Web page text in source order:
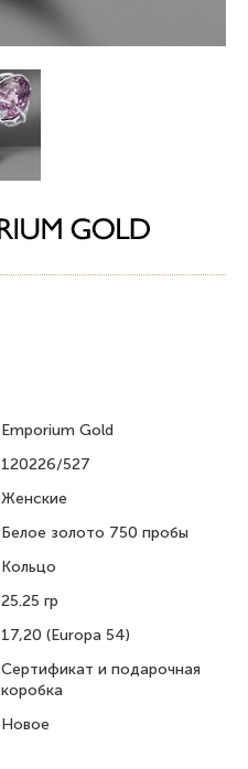
Emporium Gold
120226/527
Женские
Белое золото 750 пробы
Кольцо
25.25 гр
17,20 (Europa 54)
Сертификат и подарочная
коробка
Новое